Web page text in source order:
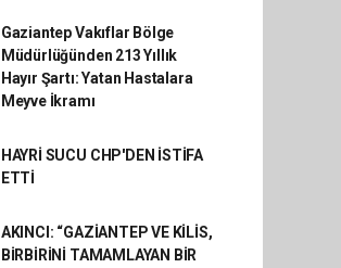
Gaziantep Vakıflar Bölge
Müdürlüğünden 213 Yıllık
Hayır Şartı: Yatan Hastalara
Meyve İkramı
HAYRİ SUCU CHP'DEN İSTİFA
ETTİ
AKINCI: “GAZİANTEP VE KİLİS,
BİRBİRİNİ TAMAMLAYAN BİR